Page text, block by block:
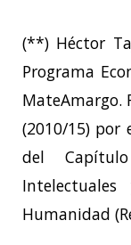
(**) Héctor
Programa
MateAmargo.
(2010/15) por
del
Humanidad